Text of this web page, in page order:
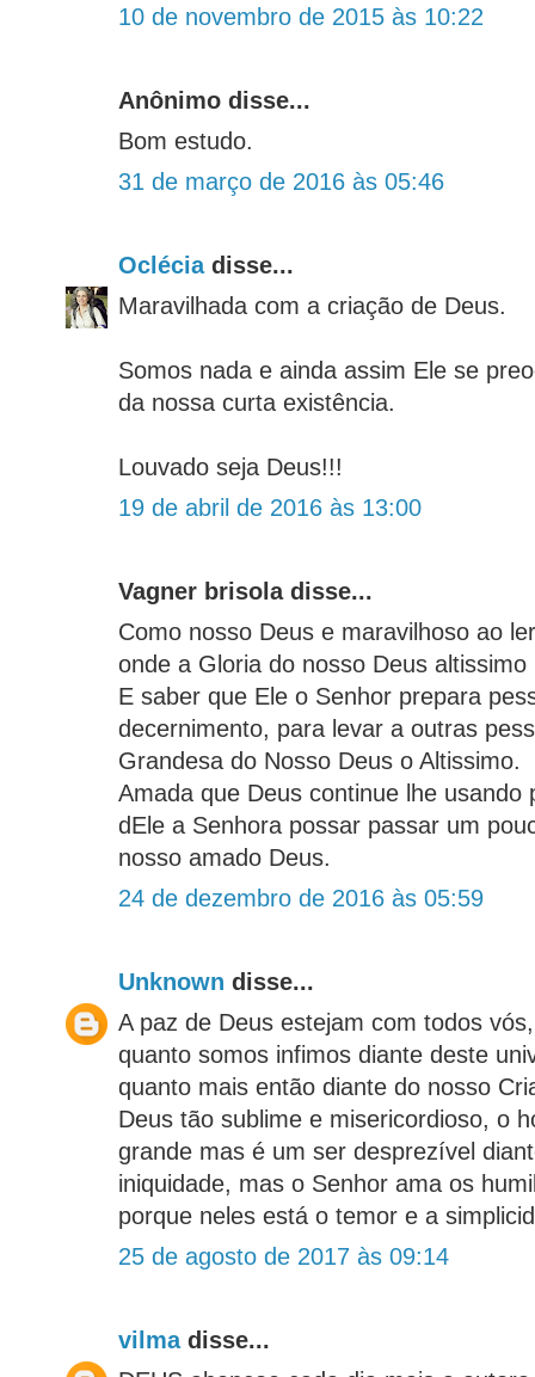
10 de novembro de 2015 às 10:22
Anônimo disse...
Bom estudo.
31 de março de 2016 às 05:46
Ocléciadisse...
Maravilhada com a criação de Deus.
Somos nada e ainda assim Ele se
da nossa curta existência.
Louvado seja Deus!!!
19 de abril de 2016 às 13:00
Vagner brisola disse...
Como nosso Deus e maravilhoso ao
onde a Gloria do nosso Deus altissimo
E saber que Ele o Senhor prepara
decernimento, para levar a outras
Grandesa do Nosso Deus o Altissimo.
Amada que Deus continue lhe usando
dEle a Senhora possar passar um
nosso amado Deus.
24 de dezembro de 2016 às 05:59
Unknown disse...
A paz de Deus estejam com todos
quanto somos infimos diante deste
quanto mais então diante do nosso
Deus tão sublime e misericordioso, o
grande mas é um ser desprezível
iniquidade, mas o Senhor ama os
porque neles está o temor e a
25 de agosto de 2017 às 09:14
vilmadisse...